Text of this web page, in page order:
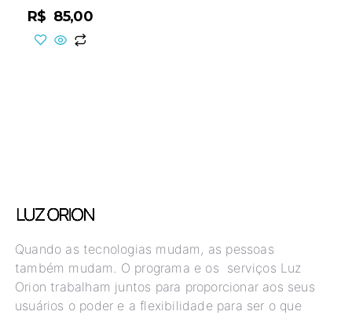
R$ 85,00
Quando as tecnologias mudam, as pessoas
também mudam. O programa e os serviços Luz
Orion trabalham juntos para proporcionar aos seus
usuários o poder e a flexibilidade para ser o que